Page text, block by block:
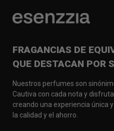
FRAGANCIAS DE
QUE DESTACAN POR
Nuestros perfumes son
Cautiva con cada nota y
creando una experiencia única
la calidad y el ahorro.